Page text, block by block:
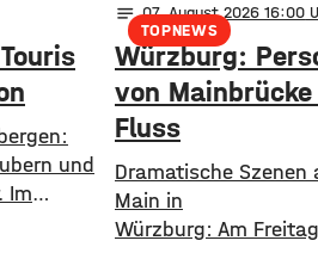
und
Im
TOPNEWS
notes 07. August 2026 16:00
Würzburg:
von
Fluss
​​Dramatische Szenen
Main in
Würzburg: Am